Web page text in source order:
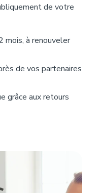
de votre
mois, à renouveler
de vos partenaires
grâce aux retours